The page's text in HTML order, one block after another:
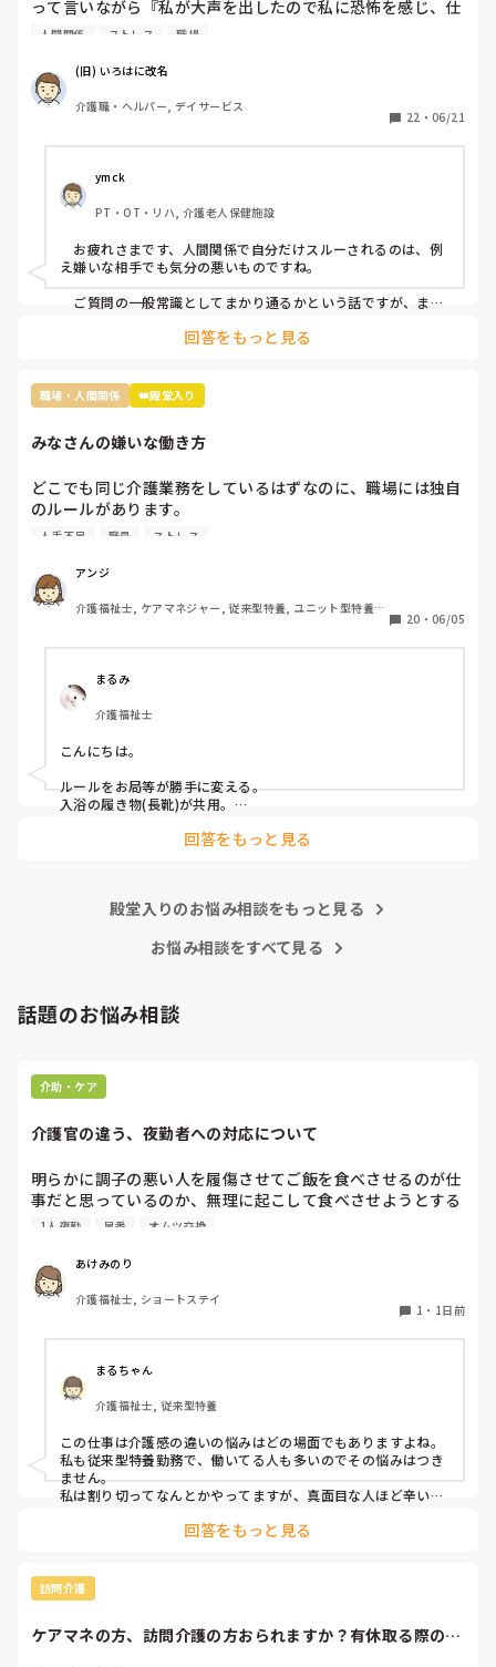
って言いながら『私が大声を出したので私に恐怖を感じ、仕
事が一緒にできない』と因縁をつけてきた 看護師Nなんです
当時、現場にいた関係者に事情聴取をした結果、 レクリエ
ーションも止まらなかったし、誰も仲裁には来なかったので
結論がでたのに、この看護師『 周りがなんと言っても、私
は、あの時、大声を出されて恐怖を感じた』とずっと言い続
けていて、この話を境に、敵意というより憎悪をむき出しに
するようになってきました。
そんなある日のことです。看護師Nがどこかに旅行に行って
きたのでお土産をみんなの連絡用のレターケースの中に入れ
あったんですが、私のところにだけ入っていなかったです
貰わなくてよかったな。と思うのですが…
買ってきた場合、この看護師Nにはあげようとは思いません
産を配らなくてもいいのでしょうか』という内容(プラス、
いままでの私に対しての悪行についても一緒に…)について
の手紙を作っているところなんですが…
たた、あくまで手紙(質問書)のなかのことで、私としては、
たとえ気に入らない職員がいたとしてもみんなの目に見える
行為なので、他の職員もいい思いをしないと思うので、特定
としてまかり通るのでしょうか?
人間関係 ストレス 職場
(旧) いろはに改名
介護職・ヘルパー, デイサービス
22 ・ 06/21
ymck
PT・OT・リハ, 介護老人保健施設
お疲れさまです、人間関係で自分だけスルーされるのは、例
え嫌いな相手でも気分の悪いものですね。
ご質問の一般常識としてまかり通るかという話ですが、まか
り、お土産誰に配るかは本人の自由ではありますが、特定の一
し、故意にのけ者にしていた証拠もないのが難しいですね。
になるということです。おっしゃる通り、ご自身はお相手をの
思います。
回答をもっと見る
職場・人間関係 👑殿堂入り
みなさんの嫌いな働き方
どこでも同じ介護業務をしているはずなのに、職場には独自
のルールがあります。
その中でもみなさんが、これだけは嫌だと思う働き方はなん
私は
連帯責任が強すぎる職場
働かない人のカバーが当たり前の職場
休みの日まで出勤がある職場
家でやってきてと平気で仕事を渡される職場
人手不足 職員 ストレス
アンジ
介護福祉士, ケアマネジャー, 従来型特養, ユニット型特養,
20 ・ 06/05
まるみ
介護福祉士
こんにちは。
ルールをお局等が勝手に変える。
入浴の履き物(長靴)が共用。
回答をもっと見る
殿堂入りのお悩み相談をもっと見る
お悩み相談をすべて見る
話題のお悩み相談
介助・ケア
介護官の違う、夜勤者への対応について
明らかに調子の悪い人を履傷させてご飯を食べさせるのが仕
事だと思っているのか、無理に起こして食べさせようとする
スタッフがいます。私が出勤して急変に気づき対応しました
（夜勤者）とか平気でドヤ顔でいます。
夜勤は1人夜勤です。その時はベトナム人と早番の2人体制で
したけども、どちらも急変対応に特化しておらず、この2人
惧してます。夜間はただオムツ交換変えればいい。トイレに
連れて行けばいい？寝るか寝ないか問題だみたい平気で言う
ので人員が少ないため入らせていますが、きちんと見守りの
であれば夜勤も外すが管理者がオッケーを出しているので、
出勤日は誰かがどうにかなっているのではないかと怖すぎて
出勤するのが苦痛になります
1人夜勤 早番 オムツ交換
あけみのり
介護福祉士, ショートステイ
1 ・ 1日前
まるちゃん
介護福祉士, 従来型特養
この仕事は介護感の違いの悩みはどの場面でもありますよね。
私も従来型特養勤務で、働いてる人も多いのでその悩みはつき
ません。
私は割り切ってなんとかやってますが、真面目な人ほど辛いお
回答をもっと見る
訪問介護
ケアマネの方、訪問介護の方おられますか？有休取る際の、